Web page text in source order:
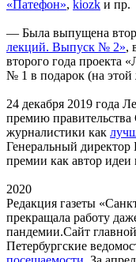
«Патефон», kiozk и пр.
— Была выпущена
лекций. Выпуск № 2»,
второго года проекта
№ 1 в подарок (на
24 декабря 2019 года
премию правительства
журналистики как
Генеральный директор
премии как автор идеи
2020
Редакция газеты
прекращала работу
пандемии.Сайт
Петербургские